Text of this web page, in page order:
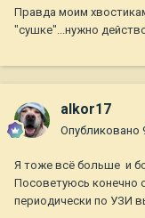
Правда моим
"сушке"...нужно
alkor17
Опубликовано
Я тоже всё больше и
Посоветуюсь конечно
периодически по УЗИ